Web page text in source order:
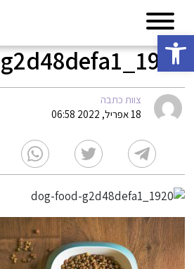
פתח סרגל נגישות
צוות כתבה
18 אפריל, 2022 06:58